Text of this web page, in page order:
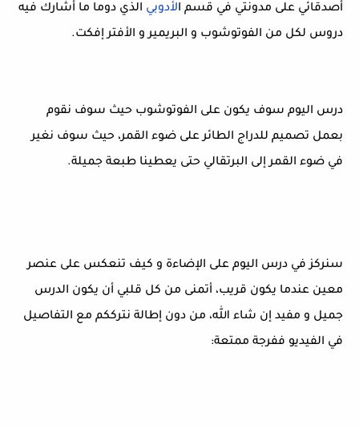
أصدقائي على مدونتي في قسم الأدوبي الذي دوما ما أشارك فيه
دروس لكل من الفوتوشوب و البريمير و الأفتر إفكت.
درس اليوم سوف يكون على الفوتوشوب حيث سوف نقوم
بعمل تصميم للدراج الطائر على ضوء القمر، حيث سوف نغير
في ضوء القمر إلى البرتقالي حتى يعطينا طبعة جميلة.
سنركز في درس اليوم على الإضاءة و كيف تنعكس على عنصر
معين عندما يكون قريب، أتمنى من كل قلبي أن يكون الدرس
جميل و مفيد إن شاء الله، من دون إطالة نترككم مع التفاصيل
في الفيديو ففرجة ممتعة: